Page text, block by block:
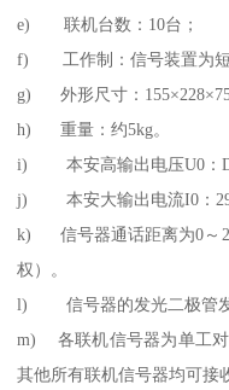
e) 联机台数：10台；
f) 工作制：信号装置为短
g) 外形尺寸：155×228×75
h) 重量：约5kg。
i) 本安高输出电压U0：
j) 本安大输出电流I0：
k) 信号器通话距离为0～
权）。
l) 信号器的发光二极管发
m) 各联机信号器为单工对
其他所有联机信号器均可接